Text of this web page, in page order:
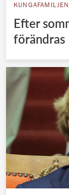
KUNGAFAMILJEN
Efter
förändras